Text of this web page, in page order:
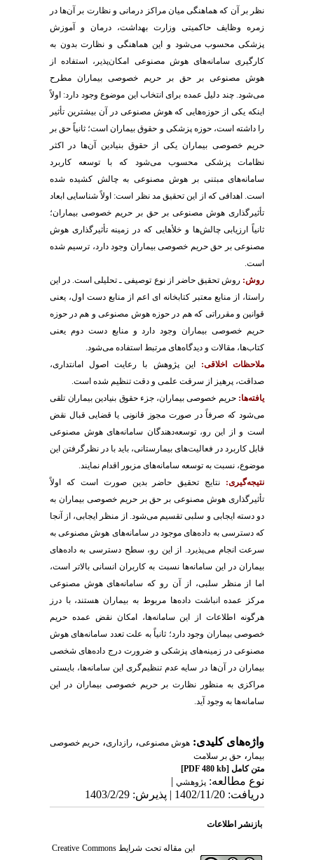
نظر بر آن که هماهنگی میان مراکز درمانی و نظارت بر آن‌ها در
زمره وظایف حاکمیتی وزارت بهداشت، درمان و آموزش
پزشکی محسوب می‌شود و این هماهنگی و نظارت بدون به
کارگیری سامانه‌های هوش مصنوعی امکان‌پذیر، استفاده از
هوش مصنوعی بر حق بر حریم خصوصی بیماران مطرح
می‌شود. چند دلیل عمده برای انتخاب این موضوع وجود دارد: اولاً
اینکه یکی از حوزه‌هایی که هوش مصنوعی در آن بیشترین تأثیر
را داشته است، حوزه پزشکی و حقوق بیماران است؛ ثانیاً حق بر
حریم خصوصی بیماران یکی از حقوق بنیادین آن‌ها در اکثر
نظامات پزشکی محسوب می‌شود که با توسعه کاربرد
سامانه‌های مبتنی بر هوش مصنوعی به چالش کشیده شده
است. اهدافی که از این تحقیق مد نظر است: اولاً شناسایی ابعاد
تأثیرگذاری هوش مصنوعی بر حق بر حریم خصوصی بیماران؛
ثانیاً ارزیابی چالش‌ها و خلأهایی که در زمینه تأثیرگذاری هوش
مصنوعی بر حق حریم خصوصی بیماران وجود دارد، ترسیم شده
است.
روش: روش تحقیق حاضر از نوع توصیفی ـ تحلیلی است. در این
راستا، از منابع معتبر کتابخانه ای اعم از منابع دست اول، یعنی
قوانین و مقرراتی که هم در حوزه هوش مصنوعی و هم در حوزه
حریم خصوصی بیماران وجود دارد و منابع دست دوم یعنی
کتاب‌ها، مقالات و دیدگاه‌های مرتبط استفاده می‌شود.
ملاحظات اخلاقی:
این پژوهش با رعایت اصول امانتداری،
صداقت، پرهیز از سرقت علمی و دقت تنظیم شده است.
یافته‌ها: حریم خصوصی بیماران، جزء حقوق بنیادین بیماران تلقی
می‌شود که صرفاً در صورت مجوز قانونی یا قضایی قبال نقض
است و از این رو، توسعه‌دهندگان سامانه‌های هوش مصنوعی
قابل کاربرد در فعالیت‌های بیمارستانی، باید با در نظرگرفتن این
موضوع، نسبت به توسعه سامانه‌های مزبور اقدام نمایند.
نتیجه‌گیری:
نتایج تحقیق حاضر بدین صورت است که اولاً
تأثیرگذاری هوش مصنوعی بر حق بر حریم خصوصی بیماران به
دو دسته ایجابی و سلبی تقسیم می‌شود. از منظر ایجابی، از آنجا
که دسترسی به داده‌های موجود در سامانه‌های هوش مصنوعی به
سرعت انجام می‌پذیرد. از این رو، سطح دسترسی به داده‌های
بیماران در این سامانه‌ها نسبت به کاربران انسانی بالاتر است،
اما از منظر سلبی، از آن رو که سامانه‌های هوش مصنوعی
مرکز عمده انباشت داده‌ها مربوط به بیماران هستند، با درز
هرگونه اطلاعات از این سامانه‌ها، امکان نقض عمده حریم
خصوصی بیماران وجود دارد؛ ثانیاً به علت تعدد سامانه‌های هوش
مصنوعی در زمینه‌های پزشکی و ضرورت درج داده‌های شخصی
بیماران در آن‌ها در سایه عدم تنظیم‌گری این سامانه‌ها، بایستی
مراکزی به منظور نظارت بر حریم خصوصی بیماران در این
سامانه‌ها به وجود آید.
واژه‌های کلیدی: هوش مصنوعی، رازداری، حریم خصوصی
بیمار ، حق بر سلامت
متن کامل[PDF 480 kb]
نوع مطالعه: پژوهشي|
دریافت: 1402/11/20 | پذیرش: 1403/2/29
بازنشر اطلاعات
این مقاله تحت شرایطCreative Commons